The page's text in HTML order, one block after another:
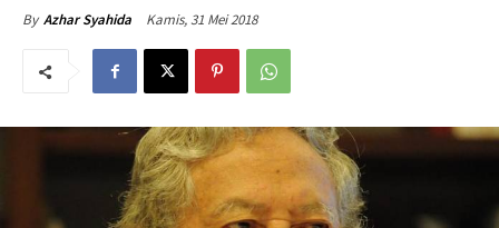
By Azhar Syahida Kamis, 31 Mei 2018